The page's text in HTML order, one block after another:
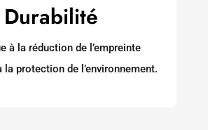
Durabilité
à la réduction de l’empreinte
la protection de l’environnement.